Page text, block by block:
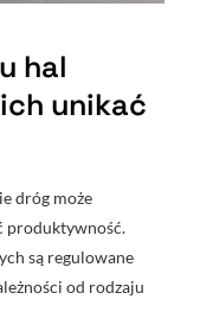
hal
unikać
dróg może
produktywność.
są regulowane
od rodzaju